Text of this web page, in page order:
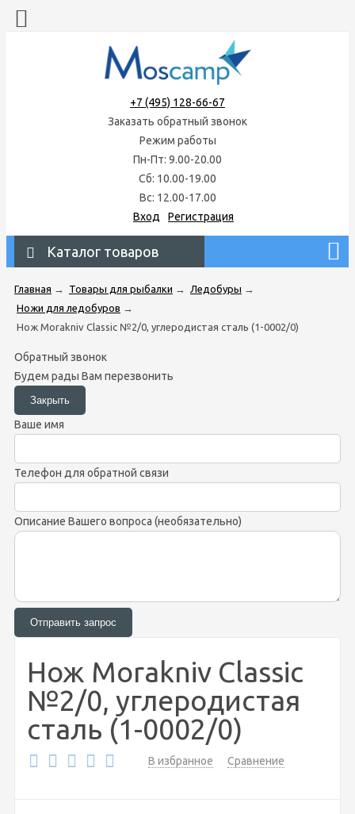
+7 (495) 128-66-67
Заказать обратный звонок
Режим работы
Пн-Пт: 9.00-20.00
Сб: 10.00-19.00
Вс: 12.00-17.00
Вход
Регистрация
Каталог товаров
Главная → Товары для рыбалки → Ледобуры →
Ножи для ледобуров →
Нож Morakniv Classic №2/0, углеродистая сталь (1-0002/0)
Обратный звонок
Будем рады Вам перезвонить
Ваше имя
Телефон для обратной связи
Описание Вашего вопроса (необязательно)
Нож Morakniv Classic
№2/0, углеродистая
сталь (1-0002/0)
В избранное Сравнение